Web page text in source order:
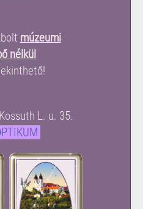
múzeumi
nélkül
L. u. 35.